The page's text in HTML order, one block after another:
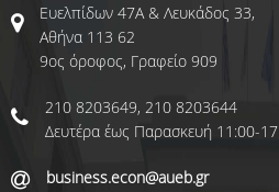
Ευελπίδων 47Α & Λευκάδος 33,
Αθήνα 113 62
9ος όροφος, Γραφείο 909
210 8203649, 210 8203644
Δευτέρα έως Παρασκευή 11:00-
business.econ@aueb.gr